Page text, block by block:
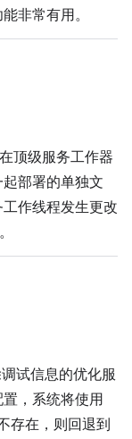
非常有用。
顶级服务工作器
部署的单独文
作线程发生更改
试信息的优化服
，系统将使用
存在，则回退到